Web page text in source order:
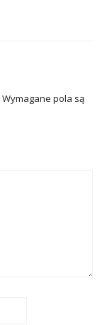
Wymagane pola są